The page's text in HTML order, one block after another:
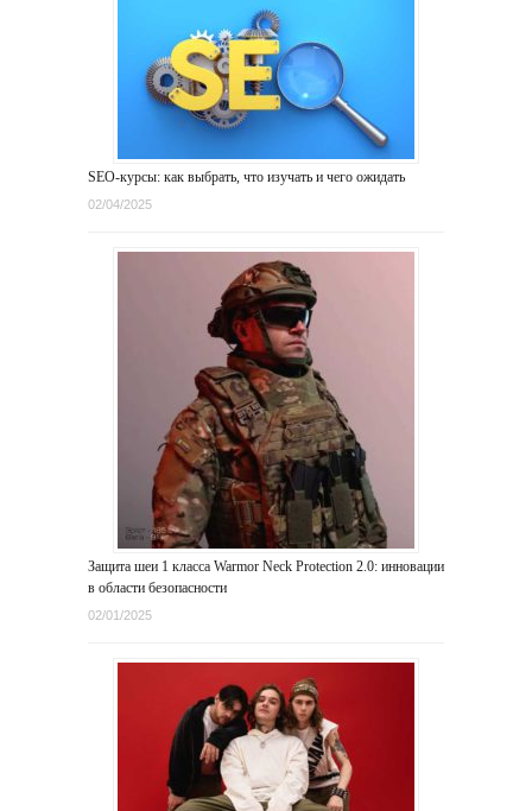
SEO-курсы: как выбрать, что изучать и чего ожидать
02/04/2025
Защита шеи 1 класса Warmor Neck Protection 2.0: инновации
в области безопасности
02/01/2025